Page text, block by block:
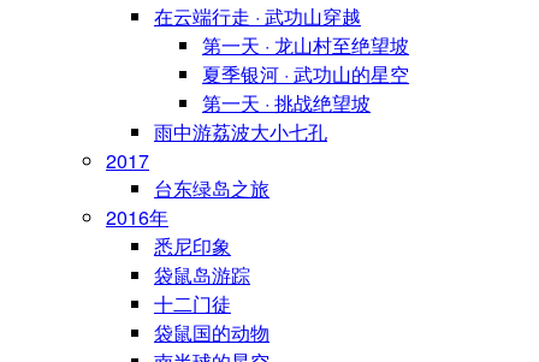
在云端行走 · 武功山穿越
第一天 · 龙山村至绝望坡
夏季银河 · 武功山的星空
第一天 · 挑战绝望坡
雨中游荔波大小七孔
2017
台东绿岛之旅
2016年
悉尼印象
袋鼠岛游踪
十二门徒
袋鼠国的动物